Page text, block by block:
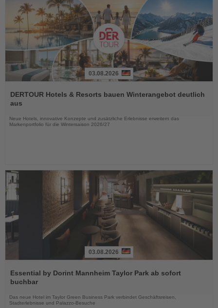
Sie
die
03.08.2026
DERTOUR Hotels & Resorts bauen Winterangebot deutlich
aus
Neue Hotels, innovative Konzepte und zusätzliche Erlebnisse erweitern das
Markenportfolio für die Wintersaison 2026/27
Sie
die
03.08.2026
Essential by Dorint Mannheim Taylor Park ab sofort
buchbar
Das neue Hotel im Taylor Green Business Park verbindet Geschäftsreisen,
Stadterlebnisse und Palazzo-Besuche